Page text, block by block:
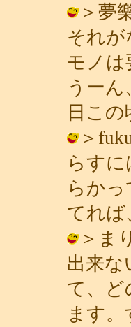
＞夢
それ
モノ
うー
日この
＞
らす
らか
てれば
＞ま
出来な
て、ど
ます。